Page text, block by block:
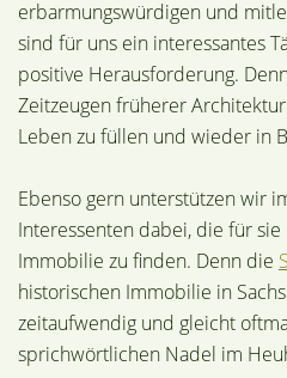
erbarmungswürdigen und
sind für uns ein interessantes
positive Herausforderung.
Zeitzeugen früherer
Leben zu füllen und wieder in
Ebenso gern unterstützen wir
Interessenten dabei, die für
Immobilie zu finden. Denn die
historischen Immobilie in
zeitaufwendig und gleicht
sprichwörtlichen Nadel im